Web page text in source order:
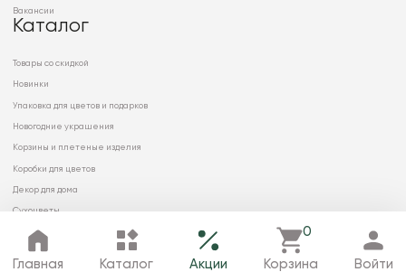
Главная Каталог Акции
0
Корзина Войти
Вакансии
Каталог
Товары со скидкой
Новинки
Упаковка для цветов и подарков
Новогодние украшения
Корзины и плетеные изделия
Коробки для цветов
Декор для дома
Сухоцветы
© 2026 ООО «МИРРЭЙ»